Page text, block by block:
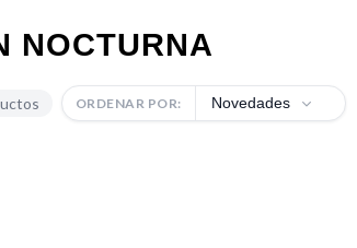
NOCTURNA
ORDENAR POR: Novedades